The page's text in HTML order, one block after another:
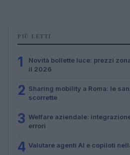
PIÙ LETTI
1
Novità bollette luce: prezzi
il 2026
2 Sharing mobility a Roma: le
scorrette
3 Welfare aziendale:
errori
4 Valutare agenti AI e copiloti